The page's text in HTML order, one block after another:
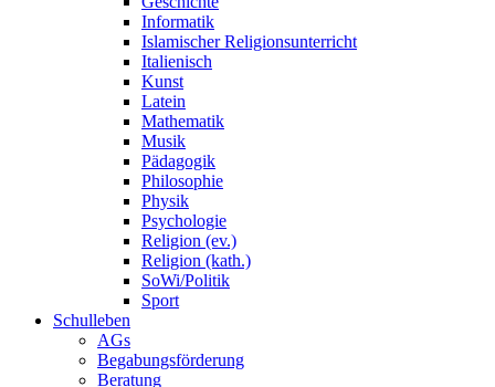
Informatik
Islamischer Religionsunterricht
Italienisch
Kunst
Latein
Mathematik
Musik
Pädagogik
Philosophie
Physik
Psychologie
Religion (ev.)
Religion (kath.)
SoWi/Politik
Sport
Schulleben
AGs
Begabungsförderung
Beratung